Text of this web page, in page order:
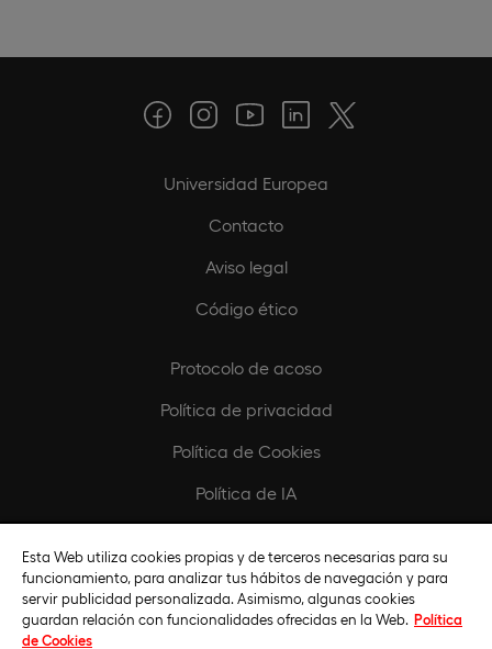
Universidad Europea
Contacto
Aviso legal
Código ético
Protocolo de acoso
Política de privacidad
Política de Cookies
Política de IA
Europeamedia
Esta Web utiliza cookies propias y de terceros necesarias para su
funcionamiento, para analizar tus hábitos de navegación y para
servir publicidad personalizada. Asimismo, algunas cookies
guardan relación con funcionalidades ofrecidas en la Web. Política
de Cookies